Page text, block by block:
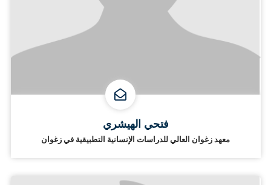
فتحي الهيشري
معهد زغوان العالي للدراسات الإنسانية التطبيقية في زغوان